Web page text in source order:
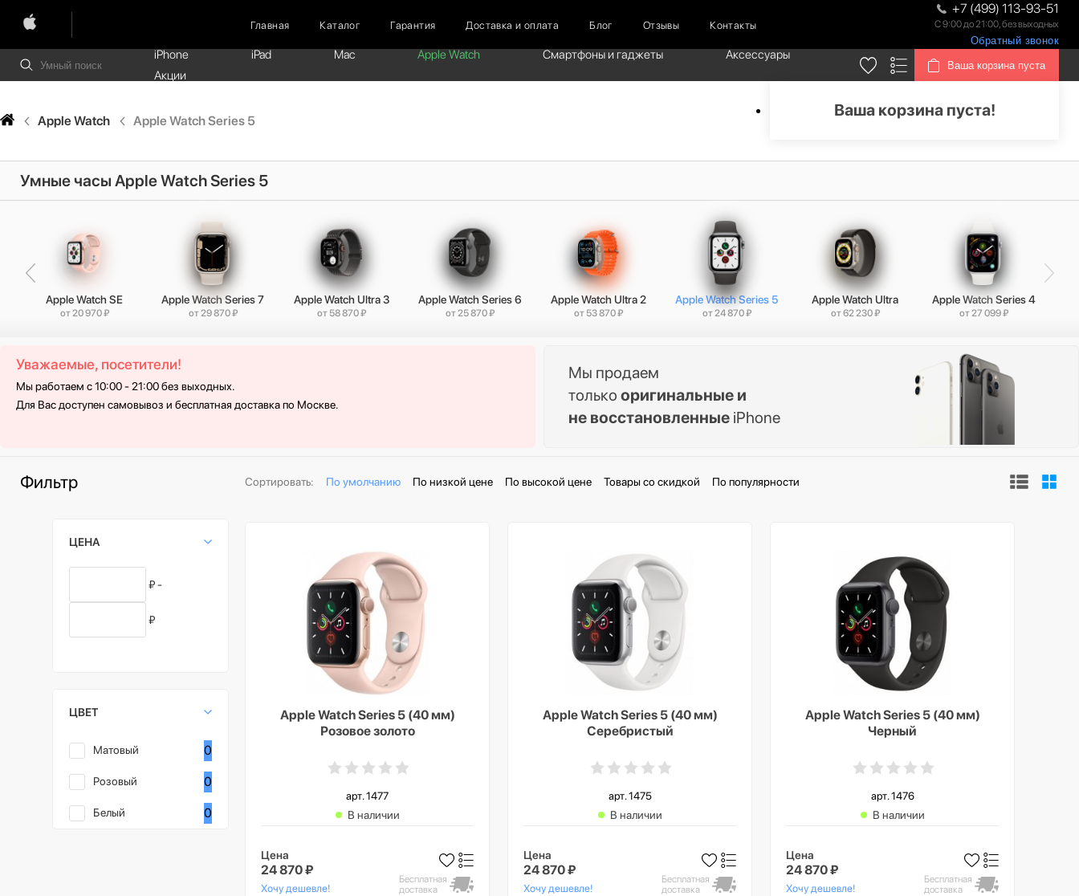
Главная Каталог Гарантия Доставка и оплата Блог Отзывы Контакты
+7 (499) 113-93-51
С 9:00 до 21:00, без выходных
Обратный звонок
iPhone iPad Mac Apple Watch Смартфоны и гаджеты
Аксессуары
Акции
Ваша корзина пуста
Ваша корзина пуста!
Apple Watch Apple Watch Series 5
Умные часы Apple Watch Series 5
Apple Watch SE
от 20 970 ₽
Apple Watch Series 7
от 29 870 ₽
Apple Watch Ultra 3
от 58 870 ₽
Apple Watch Series 6
от 25 870 ₽
Apple Watch Ultra 2
от 53 870 ₽
Apple Watch Series 5
от 24 870 ₽
Apple Watch Ultra
от 62 230 ₽
Apple Watch Series 4
от 27 099 ₽
Уважаемые, посетители!
Мы работаем с 10:00 - 21:00 без выходных.
Для Вас доступен самовывоз и бесплатная доставка по Москве.
Мы продаем
только оригинальные и
не восстановленные iPhone
Фильтр Сортировать: По умолчанию По низкой цене По высокой цене Товары со скидкой По популярности
ЦЕНА
₽ -
₽
ЦВЕТ
Матовый 0
Розовый 0
Белый 0
Apple Watch Series 5 (40 мм)
Розовое золото
арт. 1477
В наличии
Цена
24 870 ₽
Хочу дешевле!
Бесплатная
доставка
Apple Watch Series 5 (40 мм)
Серебристый
арт. 1475
В наличии
Цена
24 870 ₽
Хочу дешевле!
Бесплатная
доставка
Apple Watch Series 5 (40 мм)
Черный
арт. 1476
В наличии
Цена
24 870 ₽
Хочу дешевле!
Бесплатная
доставка